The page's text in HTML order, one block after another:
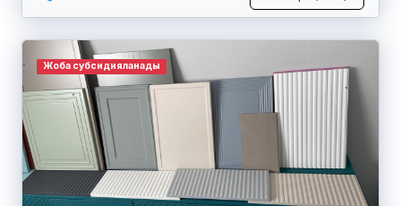
Жоба субсидияланады